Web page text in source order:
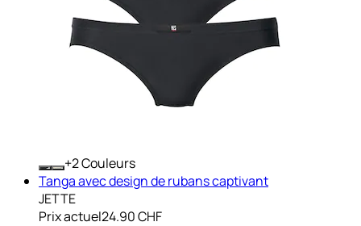
+ Couleurs
Tanga avec design de rubans captivant
JETTE
Prix actuel24.90 CHF